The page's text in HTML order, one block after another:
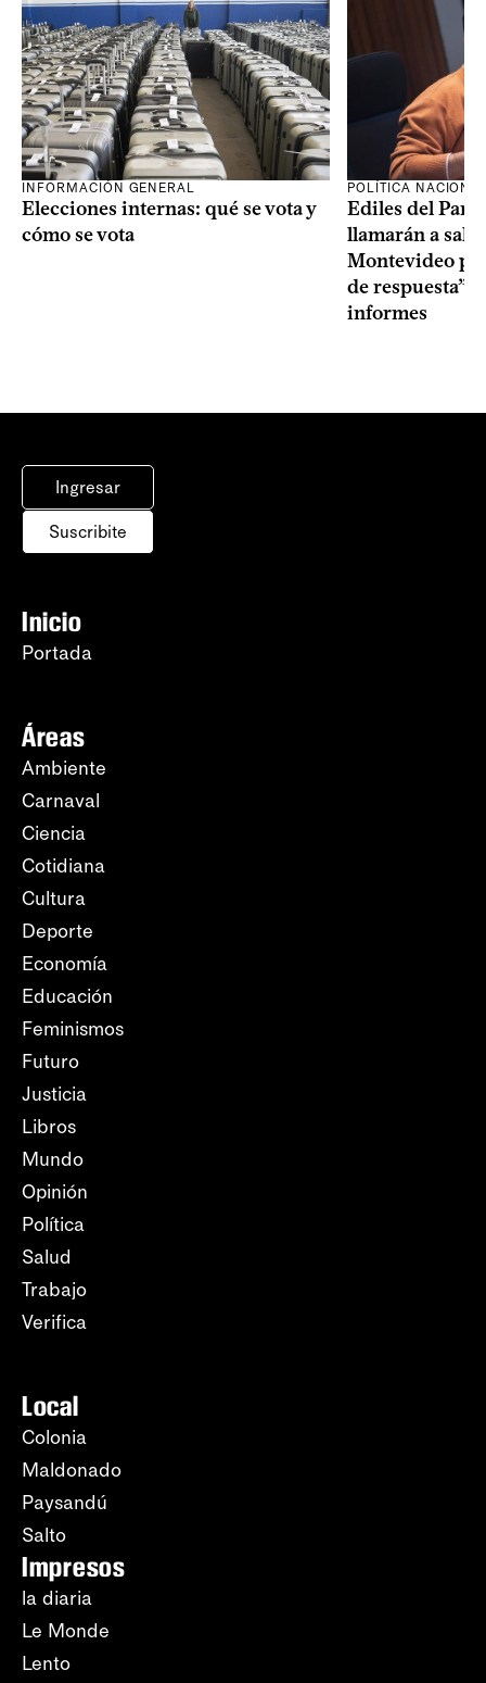
INFORMACIÓN GENERAL
Elecciones internas: qué se vota y
cómo se vota
POLÍTICA
Ediles del
llamarán a sala
Montevideo
de respuesta”
informes
Ingresar
Suscribite
Inicio
Portada
Áreas
Ambiente
Carnaval
Ciencia
Cotidiana
Cultura
Deporte
Economía
Educación
Feminismos
Futuro
Justicia
Libros
Mundo
Opinión
Política
Salud
Trabajo
Verifica
Local
Colonia
Maldonado
Paysandú
Salto
Impresos
la diaria
Le Monde
Lento